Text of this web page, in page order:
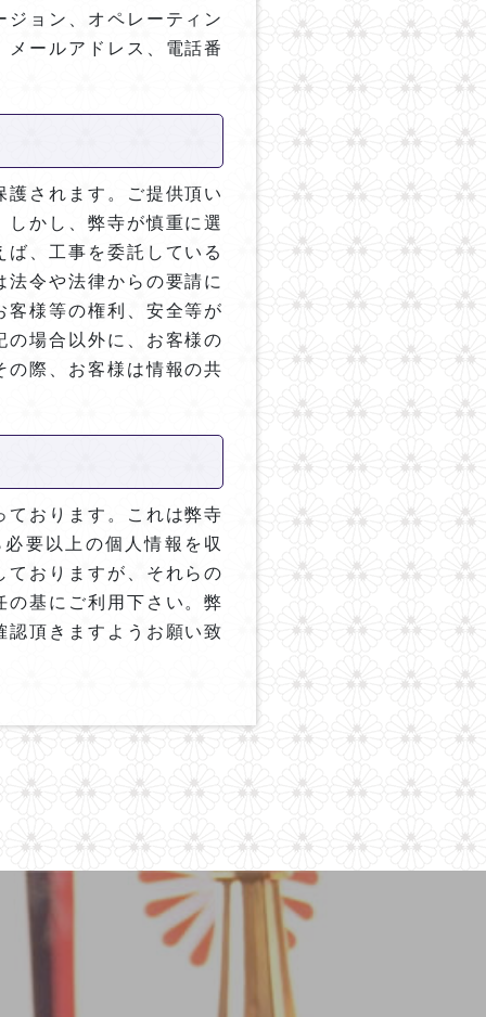
ョン、オペレーティン
ールアドレス、電話番
されます。ご提供頂い
かし、弊寺が慎重に選
、工事を委託している
令や法律からの要請に
客様等の権利、安全等が
の場合以外に、お客様の
の際、お客様は情報の共
ております。これは弊寺
要以上の個人情報を収
ておりますが、それらの
の基にご利用下さい。弊
認頂きますようお願い致